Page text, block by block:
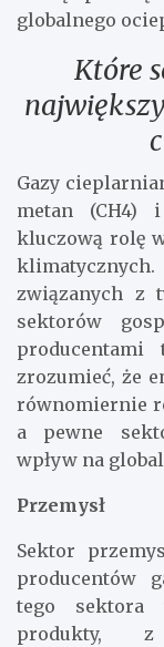
globalnego
Które
Gazy
metan (CH4)
kluczową rolę
związanych z
sektorów
producentami
zrozumieć, że
równomiernie
a pewne
wpływ na
Przemysł
Sektor
producentów
tego sektora
produkty, z